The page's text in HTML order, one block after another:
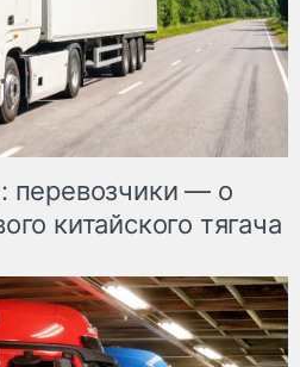
перевозчики — о
китайского тягача